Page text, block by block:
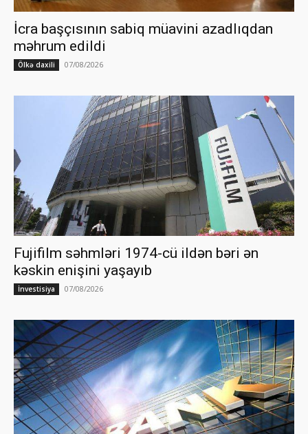
İcra başçısının sabiq müavini azadlıqdan
məhrum edildi
Ölkə daxili 07/08/2026
Fujifilm səhmləri 1974-cü ildən bəri ən
kəskin enişini yaşayıb
İnvestisiya 07/08/2026